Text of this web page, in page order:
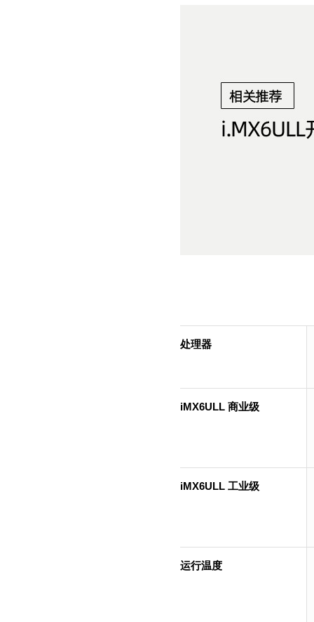
处理器
iMX6ULL 商业级
iMX6ULL 工业级
运行温度